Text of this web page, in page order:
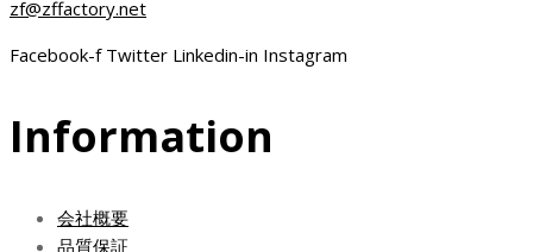
zf@zffactory.net
Facebook-f Twitter Linkedin-in Instagram
Information
会社概要
品質保証